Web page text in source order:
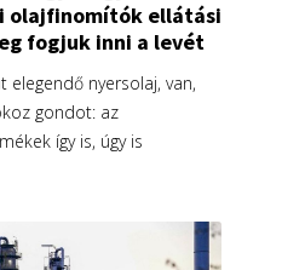
olajfinomítók ellátási
fogjuk inni a levét
elegendő nyersolaj, van,
gondot: az
így is, úgy is